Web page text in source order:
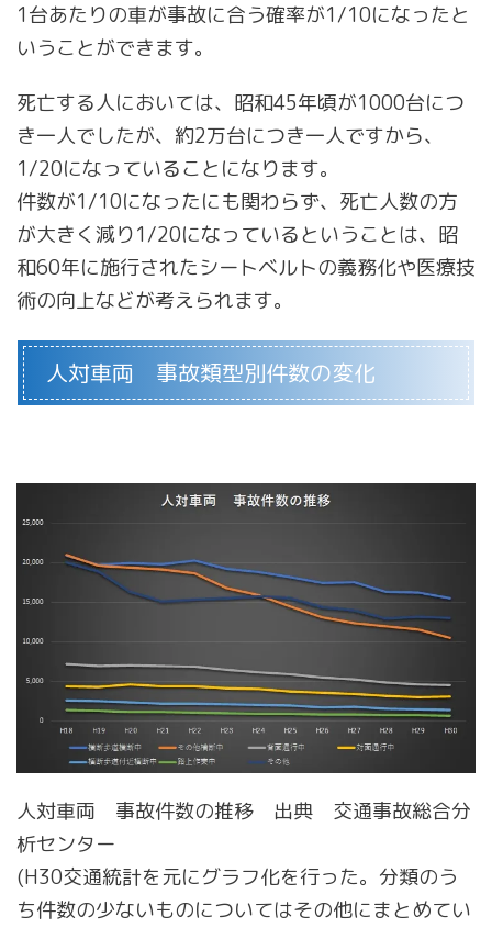
1台あたりの車が事故に合う確率が1/10になったと
いうことができます。
死亡する人においては、昭和45年頃が1000台につ
き一人でしたが、約2万台につき一人ですから、
1/20になっていることになります。
件数が1/10になったにも関わらず、死亡人数の方
が大きく減り1/20になっているということは、昭
和60年に施行されたシートベルトの義務化や医療技
術の向上などが考えられます。
人対車両 事故類型別件数の変化
人対車両 事故件数の推移 出典 交通事故総合分
析センター
(H30交通統計を元にグラフ化を行った。分類のう
ち件数の少ないものについてはその他にまとめてい